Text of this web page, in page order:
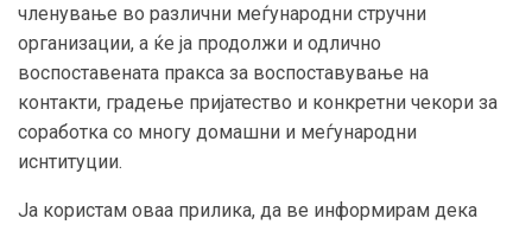
членување во различни меѓународни стручни
организации, а ќе ја продолжи и одлично
воспоставената пракса за воспоставување на
контакти, градење пријатество и конкретни чекори за
соработка со многу домашни и меѓународни
иснтитуции.
Ја користам оваа прилика, да ве информирам дека